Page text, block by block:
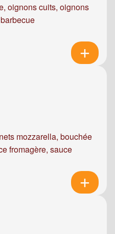
oignons cuits, oignons
mozzarella, bouchée
fromagère, sauce